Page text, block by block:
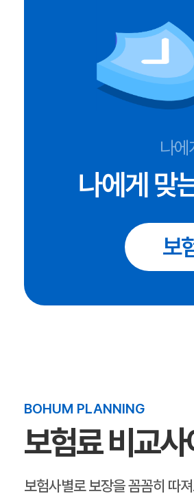
나에
나에게 맞
보
BOHUM PLANNING
보험료 비교
보험사별로 보장을 꼼꼼히 따